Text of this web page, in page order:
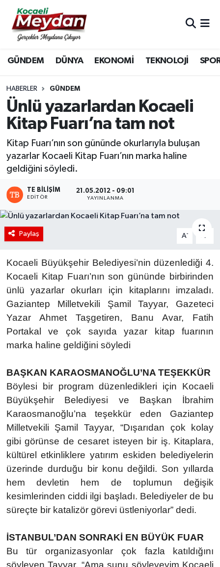
GÜNDEM DÜNYA EKONOMİ TEKNOLOJİ
HABERLER GÜNDEM
Ünlü yazarlardan Kocaeli
Kitap Fuarı’na tam not
Kitap Fuarı’nın son gününde okurlarıyla buluşan
yazarlar Kocaeli Kitap Fuarı’nın marka haline
geldiğini söyledi.
TE BILIŞIM
EDITÖR
21.05.2012 - 09:01
YAYINLANMA
Paylaş A- A
Kocaeli Büyükşehir Belediyesi’nin düzenlediği 4.
Kocaeli Kitap Fuarı’nın son gününde birbirinden
ünlü yazarlar okurları için kitaplarını imzaladı.
Gaziantep Milletvekili Şamil Tayyar, Gazeteci
Yazar Ahmet Taşgetiren, Banu Avar, Fatih
Portakal ve çok sayıda yazar kitap fuarının
marka haline geldiğini söyledi
BAŞKAN KARAOSMANOĞLU’NA TEŞEKKÜR
Böylesi bir program düzenledikleri için Kocaeli
Büyükşehir Belediyesi ve Başkan İbrahim
Karaosmanoğlu’na teşekkür eden Gaziantep
Milletvekili Şamil Tayyar, “Dışarıdan çok kolay
gibi görünse de cesaret isteyen bir iş. Kitaplara,
kültürel etkinliklere yatırım eskiden belediyelerin
üzerinde durduğu bir konu değildi. Son yıllarda
hem devletin hem de toplumun değişik
kesimlerinden ciddi ilgi başladı. Belediyeler de bu
süreçte bir katalizör görevi üstleniyorlar” dedi.
İSTANBUL’DAN SONRAKİ EN BÜYÜK FUAR
Bu tür organizasyonlar çok fazla katıldığını
söyleyen Tayyar, “Ama şunu söyleyeyim Kocaeli
Nöbetçi Eczaneler
Hava Durumu
Trafik Durumu
Süper Lig Puan Durumu ve Fikstür
Son Dakika Haberleri
Haber Arşivi